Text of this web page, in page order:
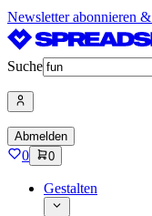
Newsletter abonnieren
Suche
Abmelden
0 0
Gestalten